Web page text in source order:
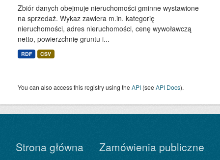
Zbiór danych obejmuje nieruchomości gminne wystawione
na sprzedaż. Wykaz zawiera m.in. kategorię
nieruchomości, adres nieruchomości, cenę wywoławczą
netto, powierzchnię gruntu i...
RDF CSV
You can also access this registry using theAPI (seeAPI Docs).
Strona główna Zamówienia publiczne